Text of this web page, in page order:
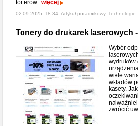
tonerów. więcej
02-09-2025, 18:34, Artykuł poradnikowy, Technologie
Tonery do drukarek laserowych
Wybór
wydruków
wiele
wkładów
kasety.
zwrócić